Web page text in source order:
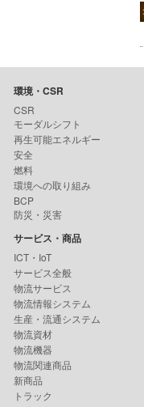
環境・CSR
CSR
モーダルシフト
再生可能エネルギー
安全
燃料
環境への取り組み
BCP
防災・災害
サービス・商品
ICT・IoT
サービス全般
物流サービス
物流情報システム
生産・流通システム
物流資材
物流機器
物流関連商品
新商品
トラック